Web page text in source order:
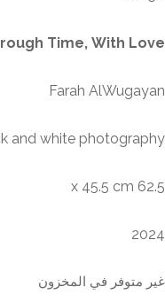
Time, With
Farah
and white
في المخزون